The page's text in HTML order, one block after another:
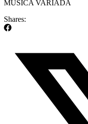
MUSICA VARIADA
Shares: